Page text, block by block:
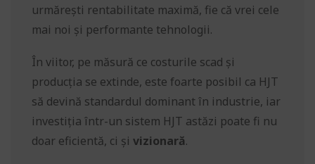
urmărești rentabilitate maximă, fie că vrei cele
mai noi și performante tehnologii.
În viitor, pe măsură ce costurile scad și
producția se extinde, este foarte posibil ca HJT
să devină standardul dominant în industrie, iar
investiția într-un sistem HJT astăzi poate fi nu
doar eficientă, ci și vizionară.